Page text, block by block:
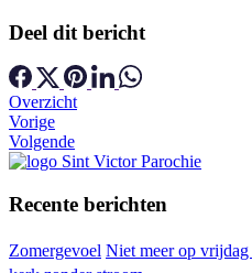
Deel dit bericht
Overzicht
Vorige
Volgende
Recente berichten
Zomergevoel Niet meer op vrijdag